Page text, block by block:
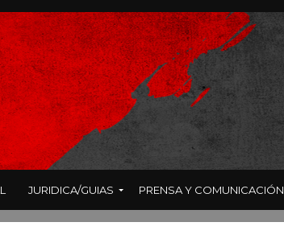
JURIDICA/GUIAS PRENSA Y COMUNICACIÓN